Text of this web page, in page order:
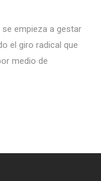
empieza a gestar
el giro radical que
medio de